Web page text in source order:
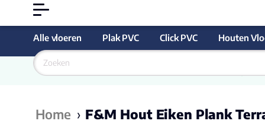
Alle vloeren Plak PVC Click PVC Houten
Home › F&M Hout Eiken Plank